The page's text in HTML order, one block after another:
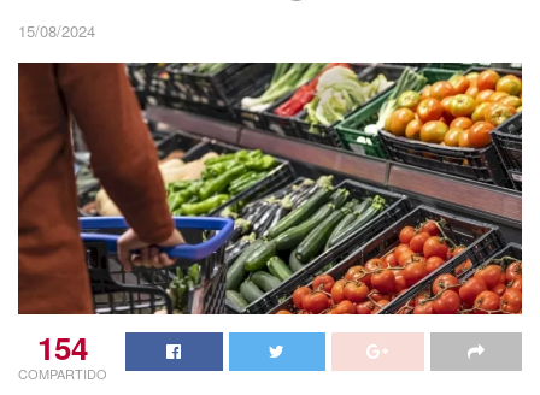
15/08/2024
154
COMPARTIDO